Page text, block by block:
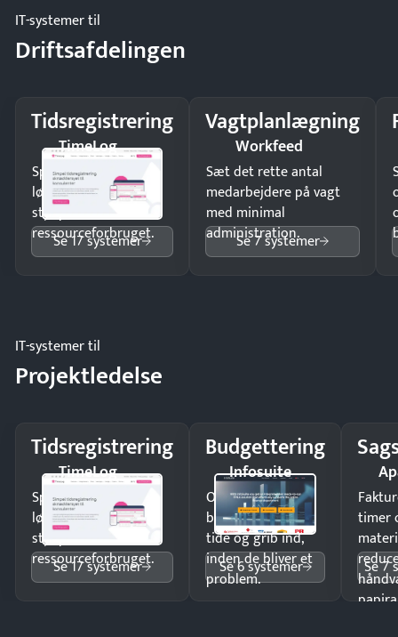
IT-systemer til
Driftsafdelingen
Tidsregistrering
TimeLog
Spar tid på
lønberegning og få
styr på
ressourceforbruget.
Se 17 systemer
Vagtplanlægning
Workfeed
Sæt det rette antal
medarbejdere på vagt
med minimal
administration.
Se 7 systemer
IT-systemer til
Projektledelse
Tidsregistrering
TimeLog
Spar tid på
lønberegning og få
styr på
ressourceforbruget.
Se 17 systemer
Budgettering
Infosuite
Opdag
budgetafvigelser i
tide og grib ind,
inden de bliver et
problem.
Se 6 systemer
timer
Se 7